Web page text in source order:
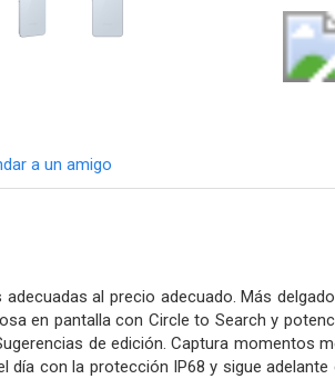
a un amigo
al precio adecuado. Más
en pantalla con Circle to Search y
de edición. Captura momentos
con la protección IP68 y sigue